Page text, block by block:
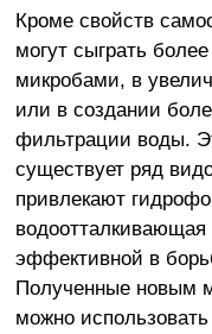
Кроме свойств
могут сыграть
микробами, в
или в создании
фильтрации воды.
существует ряд
привлекают
водоотталкивающая
эффективной в
Полученные новым
можно